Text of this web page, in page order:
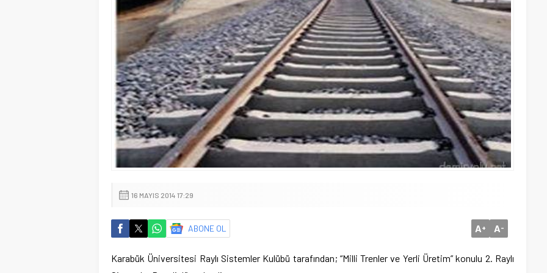
16 MAYIS 2014 17:29
ABONE OL A+ A-
Karabük Üniversitesi Raylı Sistemler Kulübü tarafından; “Milli Trenler ve Yerli Üretim” konulu 2. Raylı